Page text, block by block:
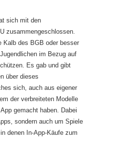
sich mit den
zusammengeschlossen.
Kalb des BGB oder besser
im Bezug auf
Es gab und gibt
über dieses
sich, auch aus eigener
der verbreiteten Modelle
gemacht haben. Dabei
sondern auch um Spiele
denen In-App-Käufe zum